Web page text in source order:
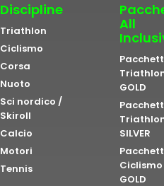
Discipline
Triathlon
Ciclismo
Corsa
Nuoto
Sci nordico /
Skiroll
Calcio
Motori
Tennis
All
GOLD
SILVER
Ciclismo
GOLD